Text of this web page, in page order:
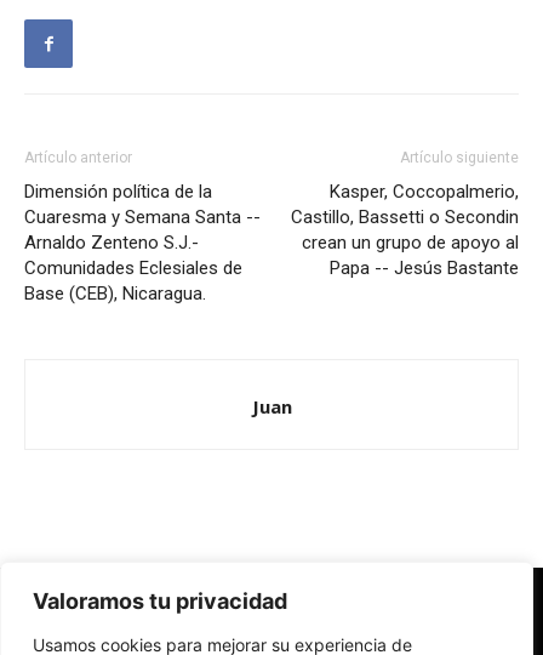
Valoramos tu privacidad
Usamos cookies para mejorar su experiencia de
Artículo anterior
Dimensión política de la
Cuaresma y Semana Santa --
Arnaldo Zenteno S.J.-
Comunidades Eclesiales de
Base (CEB), Nicaragua.
Artículo siguiente
Kasper, Coccopalmerio,
Castillo, Bassetti o Secondin
crean un grupo de apoyo al
Papa -- Jesús Bastante
Juan
Redes Cristianas
Una mirada alternativa sobre la Iglesia católica y la sociedad